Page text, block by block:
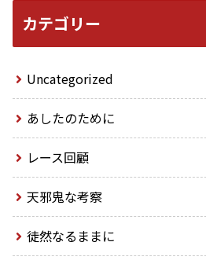
カテゴリー
Uncategorized
あしたのために
レース回顧
天邪鬼な考察
徒然なるままに